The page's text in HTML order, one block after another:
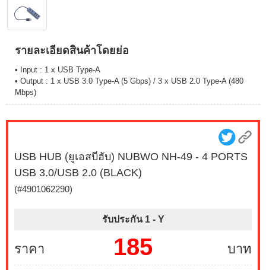
รายละเอียดสินค้าโดยย่อ
• Input : 1 x USB Type-A
• Output : 1 x USB 3.0 Type-A (5 Gbps) / 3 x USB 2.0 Type-A (480
Mbps)
USB HUB (ยูเอสบีฮับ) NUBWO NH-49 - 4 PORTS
USB 3.0/USB 2.0 (BLACK)
(#4901062290)
รับประกัน 1 - Y
ราคา บาท
185